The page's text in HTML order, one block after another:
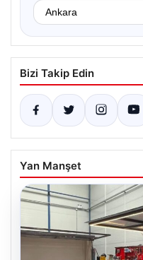
Bizi Takip Edin
Yan Manşet